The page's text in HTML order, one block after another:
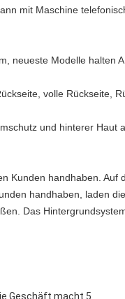
mit Maschine
neueste Modelle halten
volle Rückseite,
und hinterer Haut
Kunden handhaben. Auf
handhaben, laden
Das